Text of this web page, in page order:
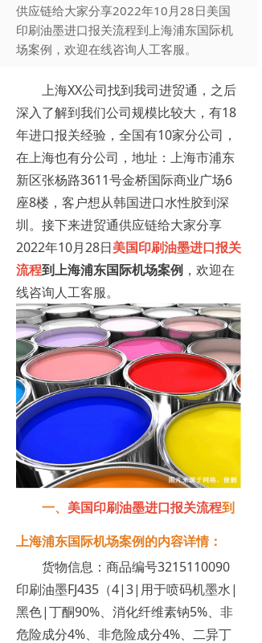
供应链给大家分享2022年10月28日美国
印刷油墨进口报关流程到上海浦东国际机
场案例，欢迎在线咨询人工客服。
上海XX公司找到我司进贸通，之后
深入了解到我们公司规模比较大，有18
年进口报关经验，全国有10家分公司，
在上海也有分公司，地址：上海市浦东
新区张杨路3611号金桥国际商业广场6
座8楼，客户想从韩国进口水性胶到深
圳。接下来进贸通供应链给大家分享
2022年10月28日美国印刷油墨进口报关
流程到上海浦东国际机场案例 ，欢迎在
线咨询人工客服。
一、 美国印刷油墨进口报关流程到
上海浦东国际机场案例的内容详情：
货物信息：商品编号3215110090
印刷油墨FJ435（4|3|用于喷码机墨水|
黑色|丁酮90%、消化纤维素钠5%、非
危险成分4%、非危险成分4%、二异丁